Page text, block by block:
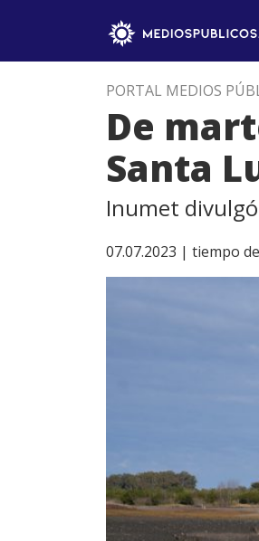
PORTAL MEDIOS
De
Santa
Inumet
07.07.2023 | tiempo